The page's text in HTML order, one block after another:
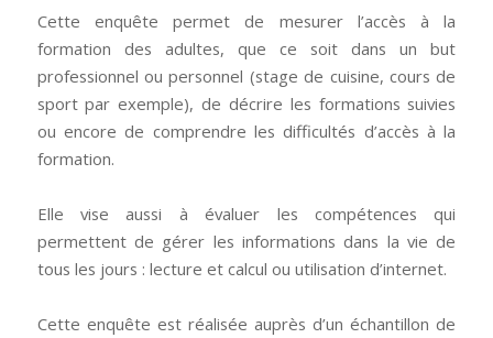
Cette enquête permet de mesurer l’accès à la
formation des adultes, que ce soit dans un but
professionnel ou personnel (stage de cuisine, cours de
sport par exemple), de décrire les formations suivies
ou encore de comprendre les difficultés d’accès à la
formation.
Elle vise aussi à évaluer les compétences qui
permettent de gérer les informations dans la vie de
tous les jours : lecture et calcul ou utilisation d’internet.
Cette enquête est réalisée auprès d’un échantillon de